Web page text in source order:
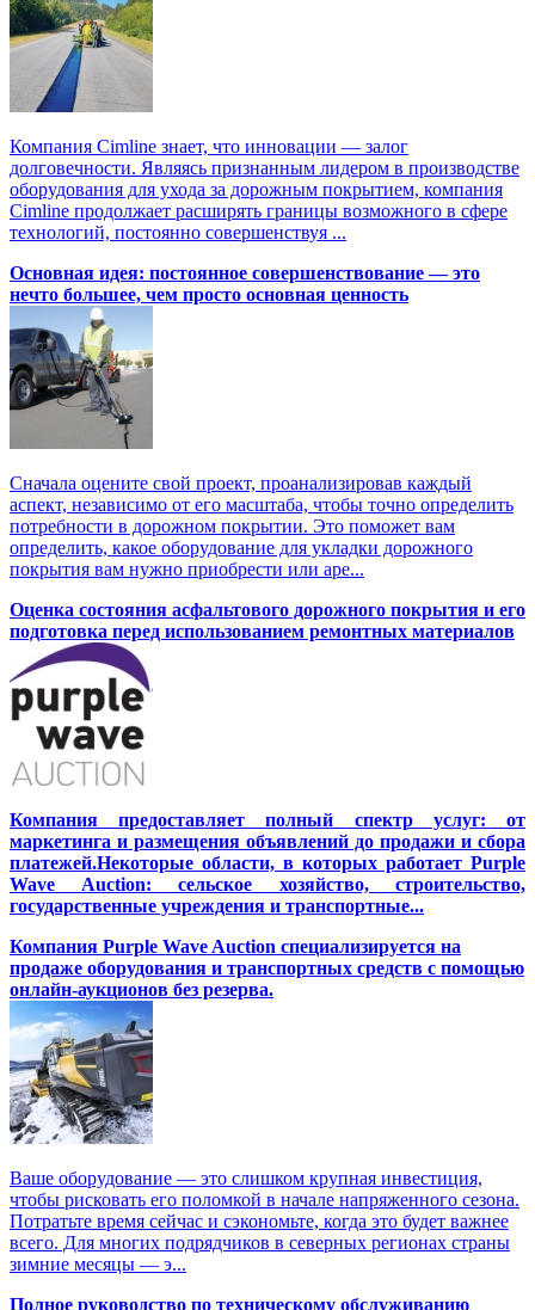
Компания Cimline знает, что инновации — залог
долговечности. Являясь признанным лидером в производстве
оборудования для ухода за дорожным покрытием, компания
Cimline продолжает расширять границы возможного в сфере
технологий, постоянно совершенствуя ...
Основная идея: постоянное совершенствование — это
нечто большее, чем просто основная ценность
Сначала оцените свой проект, проанализировав каждый
аспект, независимо от его масштаба, чтобы точно определить
потребности в дорожном покрытии. Это поможет вам
определить, какое оборудование для укладки дорожного
покрытия вам нужно приобрести или аре...
Оценка состояния асфальтового дорожного покрытия и его
подготовка перед использованием ремонтных материалов
Компания предоставляет полный спектр услуг: от
маркетинга и размещения объявлений до продажи и сбора
платежей.Некоторые области, в которых работает Purple
Wave Auction: сельское хозяйство, строительство,
государственные учреждения и транспортные...
Компания Purple Wave Auction специализируется на
продаже оборудования и транспортных средств с помощью
онлайн-аукционов без резерва.
Ваше оборудование — это слишком крупная инвестиция,
чтобы рисковать его поломкой в начале напряженного сезона.
Потратьте время сейчас и сэкономьте, когда это будет важнее
всего. Для многих подрядчиков в северных регионах страны
зимние месяцы — э...
Полное руководство по техническому обслуживанию